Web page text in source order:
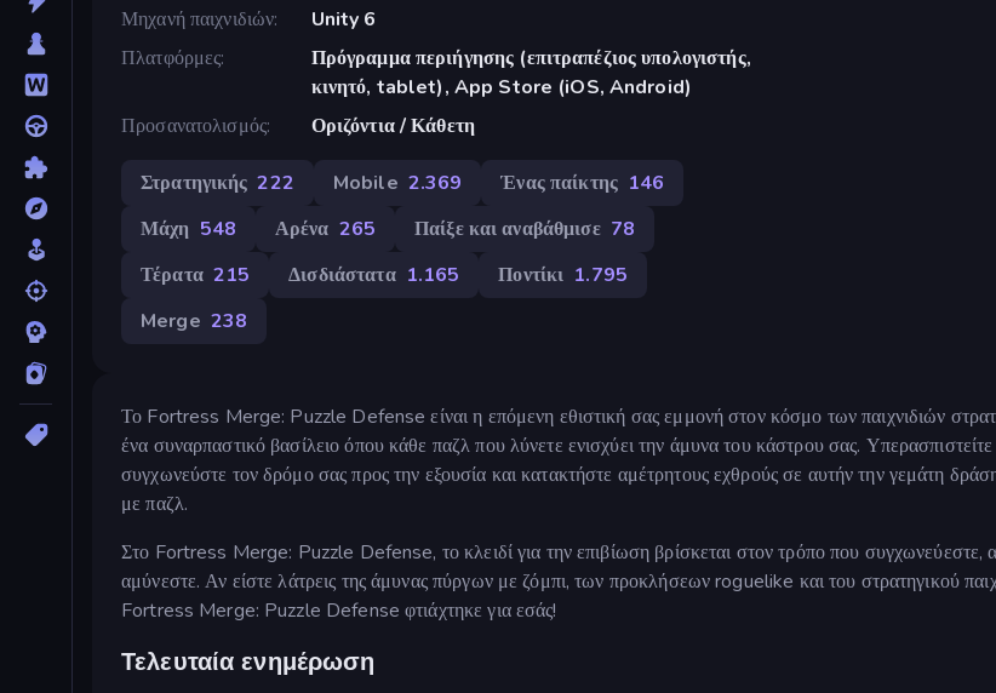
Μηχανή παιχνιδιών
Unity 6
Πλατφόρμες
Πρόγραμμα περιήγησης (επιτραπέζιος υπολογιστής,
κινητό, tablet), App Store (iOS, Android)
Προσανατολισμός
Οριζόντια / Κάθετη
Στρατηγικής 222 Mobile 2.369 Ένας παίκτης 146
Μάχη 548 Αρένα 265 Παίξε και αναβάθμισε 78
Τέρατα 215 Δισδιάστατα 1.165 Ποντίκι 1.795
Merge 238
Το Fortress Merge: Puzzle Defense είναι η επόμενη εθιστική σας εμμονή στον κόσμο των παιχνιδιών
ένα συναρπαστικό βασίλειο όπου κάθε παζλ που λύνετε ενισχύει την άμυνα του κάστρου σας.
συγχωνεύστε τον δρόμο σας προς την εξουσία και κατακτήστε αμέτρητους εχθρούς σε αυτήν την γεμάτη
με παζλ.
Στο Fortress Merge: Puzzle Defense, το κλειδί για την επιβίωση βρίσκεται στον τρόπο που συγχωνεύεστε,
αμύνεστε. Αν είστε λάτρεις της άμυνας πύργων με ζόμπι, των προκλήσεων roguelike και του στρατηγικού
Fortress Merge: Puzzle Defense φτιάχτηκε για εσάς!
Τελευταία ενημέρωση